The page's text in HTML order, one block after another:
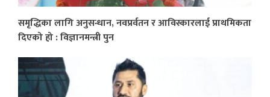
समृद्धिका लागि अनुसन्धान, नवप्रर्वतन र आविस्कारलाई प्राथमिकता
दिएको हो : विज्ञानमन्त्री पुन